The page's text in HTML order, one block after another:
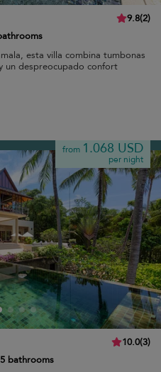
9.8(2)
esta villa combina tumbonas
un despreocupado confort
from 1.068 USD
per night
10.0(3)
5 bathrooms